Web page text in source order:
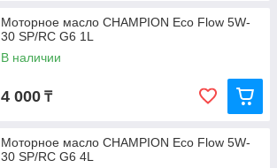
Моторное масло CHAMPION Eco Flow 5W-
30 SP/RC G6 1L
В наличии
4 000 ₸
Моторное масло CHAMPION Eco Flow 5W-
30 SP/RC G6 4L